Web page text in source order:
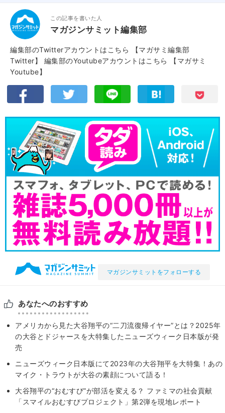
この記事を書いた人
マガジンサミット編集部
編集部のTwitterアカウントはこちら
【マガサミ編集部
Twitter】
編集部のYoutubeアカウントはこちら
【マガサミ
Youtube】
マガジンサミットをフォローする
あなたへのおすすめ
アメリカから見た大谷翔平の“二刀流復帰イヤー”とは？2025年
の大谷とドジャースを大特集したニューズウィーク日本版が発
売
ニューズウィーク日本版にて2023年の大谷翔平を大特集！あの
マイク・トラウトが大谷の素顔について語る！
大谷翔平の“おむすび”が部活を変える？ ファミマの社会貢献
「スマイルおむすびプロジェクト」第2弾を現地レポート